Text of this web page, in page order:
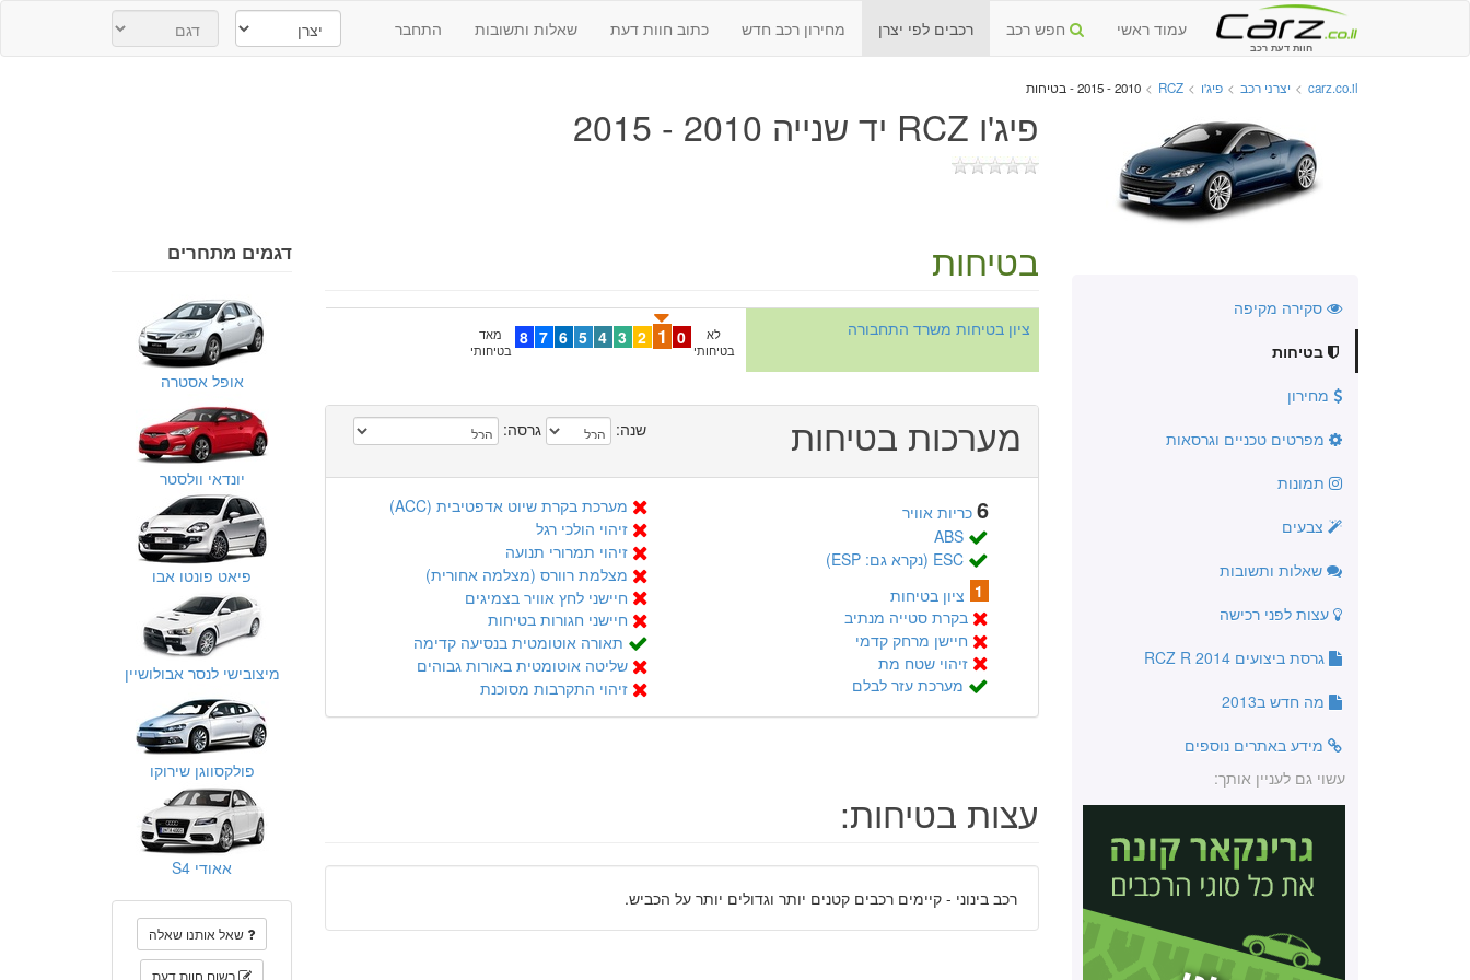
חוות דעת רכב
עמוד ראשי חפש רכב רכבים לפי יצרן מחירון רכב חדש כתוב חוות דעת שאלות ותשובות התחבר
carz.co.il
> יצרני רכב > פיג'ו >
RCZ
> 2010 - 2015 - בטיחות
פיג'ו RCZ יד שנייה 2010 - 2015
סקירה מקיפה
בטיחות
מחירון
מפרטים טכניים וגרסאות
תמונות
צבעים
שאלות ותשובות
עצות לפני רכישה
גרסת ביצועים RCZ R 2014
מה חדש ב2013
מידע באתרים נוספים
עשוי גם לעניין אותך:
בטיחות
ציון בטיחות משרד התחבורה
לא
בטיחותי
0
1
2
3
4
5
6
7
8
מאד
בטיחותי
מערכות בטיחות שנה: גרסה:
6 כריות אוויר
ABS
ESC (נקרא גם: ESP)
1 ציון בטיחות
בקרת סטייה מנתיב
חיישן מרחק קדמי
זיהוי שטח מת
מערכת עזר לבלם
מערכת בקרת שיוט אדפטיבית (ACC)
זיהוי הולכי רגל
זיהוי תמרורי תנועה
מצלמת רוורס (מצלמה אחורית)
חיישני לחץ אוויר בצמיגים
חיישני חגורות בטיחות
תאורה אוטומטית בנסיעה קדימה
שליטה אוטומטית באורות גבוהים
זיהוי התקרבות מסוכנת
עצות בטיחות:
רכב בינוני - קיימים רכבים קטנים יותר וגדולים יותר על הכביש.
דגמים מתחרים
אופל אסטרה
יונדאי וולסטר
פיאט פונטו אבו
מיצובישי לנסר אבולושיין
פולקסווגן שירוקו
אאודי S4
שאל אותנו שאלה
רשום חוות דעת